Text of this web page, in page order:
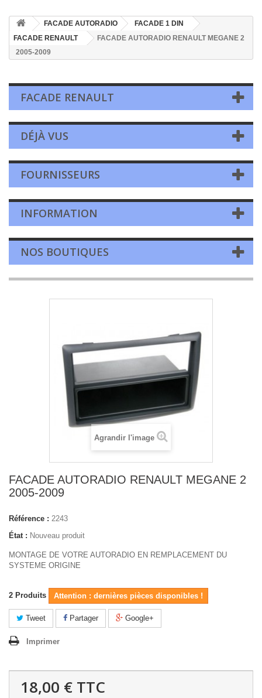
FACADE AUTORADIO
FACADE 1 DIN
FACADE RENAULT
FACADE AUTORADIO RENAULT MEGANE 2
2005-2009
FACADE RENAULT
DÉJÀ VUS
FOURNISSEURS
INFORMATION
NOS BOUTIQUES
Agrandir l'image
FACADE AUTORADIO RENAULT MEGANE 2
2005-2009
Référence : 2243
État : Nouveau produit
MONTAGE DE VOTRE AUTORADIO EN REMPLACEMENT DU
SYSTEME ORIGINE
2 Produits Attention : dernières pièces disponibles !
Tweet Partager Google+
Imprimer
18,00 € TTC